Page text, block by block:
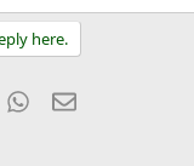
here.
WhatsApp
Email